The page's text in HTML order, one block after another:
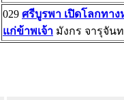
029 ศรีบูรพา เปิดโลกทา
แก่ข้าพเจ้า มังกร จารุจัน